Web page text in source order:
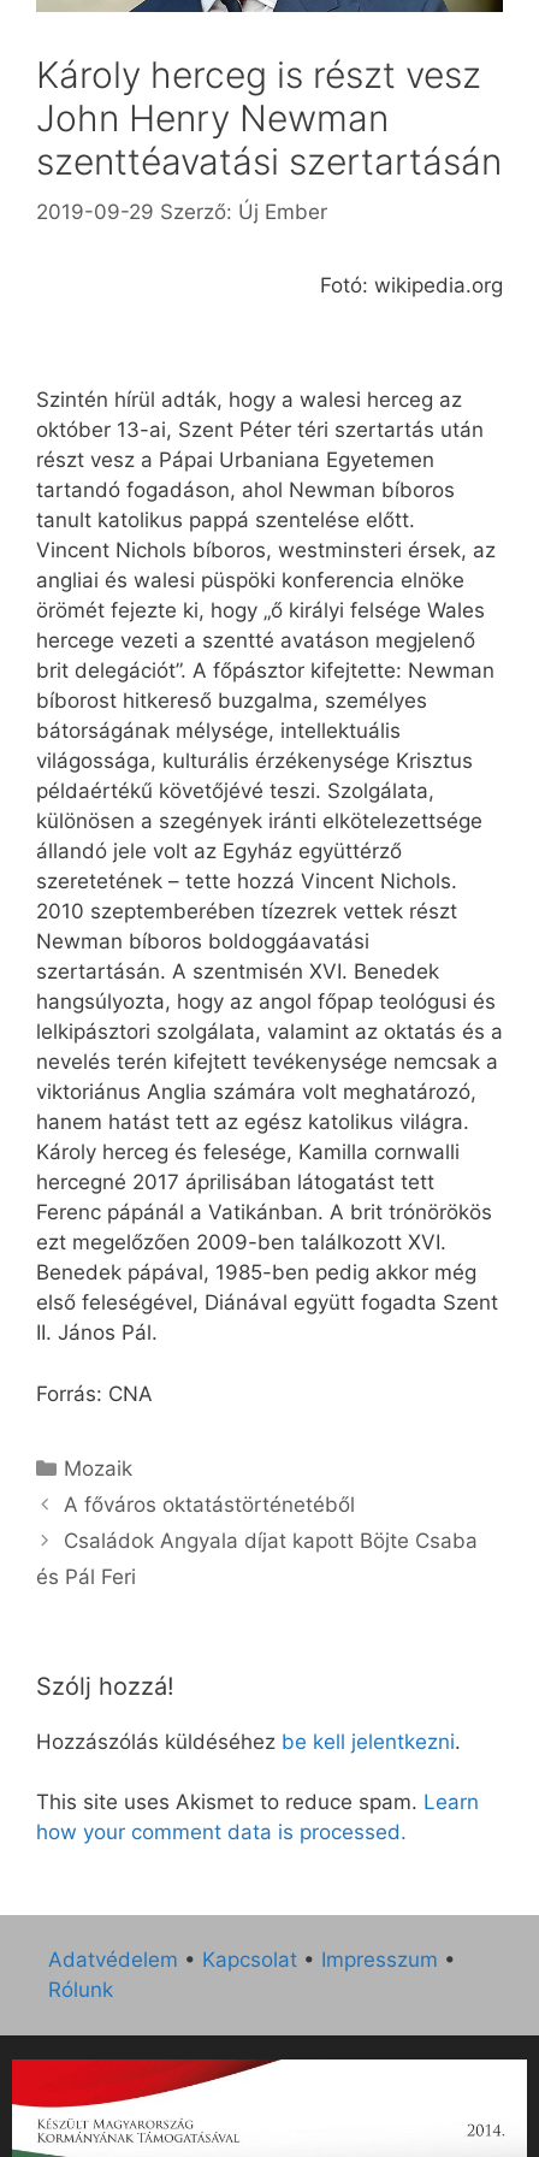
Károly herceg is részt vesz
John Henry Newman
szenttéavatási szertartásán
2019-09-29 Szerző: Új Ember
Fotó: wikipedia.org
Szintén hírül adták, hogy a walesi herceg az
október 13-ai, Szent Péter téri szertartás után
részt vesz a Pápai Urbaniana Egyetemen
tartandó fogadáson, ahol Newman bíboros
tanult katolikus pappá szentelése előtt.
Vincent Nichols bíboros, westminsteri érsek, az
angliai és walesi püspöki konferencia elnöke
örömét fejezte ki, hogy „ő királyi felsége Wales
hercege vezeti a szentté avatáson megjelenő
brit delegációt”. A főpásztor kifejtette: Newman
bíborost hitkereső buzgalma, személyes
bátorságának mélysége, intellektuális
világossága, kulturális érzékenysége Krisztus
példaértékű követőjévé teszi. Szolgálata,
különösen a szegények iránti elkötelezettsége
állandó jele volt az Egyház együttérző
szeretetének – tette hozzá Vincent Ni­chols.
2010 szeptemberében tízezrek vettek részt
Newman bíboros boldoggáavatási
szertartásán. A szentmisén XVI. Benedek
hangsúlyozta, hogy az angol főpap teológusi és
lelkipásztori szolgálata, valamint az oktatás és a
nevelés terén kifejtett tevékenysége nemcsak a
viktoriánus Anglia számára volt meghatározó,
hanem hatást tett az egész katolikus világra.
Károly herceg és felesége, Kamilla cornwalli
hercegné 2017 áprilisában látogatást tett
Ferenc pápánál a Vatikánban. A brit trónörökös
ezt megelőzően 2009-ben találkozott XVI.
Benedek pápával, 1985-ben pedig akkor még
első feleségével, Diánával együtt fogadta Szent
II. János Pál.
Forrás: CNA
Kategória
Mozaik
A főváros oktatástörténetéből
Családok Angyala díjat kapott Böjte Csaba
és Pál Feri
Szólj hozzá!
Hozzászólás küldéséhez be kell jelentkezni.
This site uses Akismet to reduce spam. Learn
how your comment data is processed.
Adatvédelem • Kapcsolat • Impresszum •
Rólunk